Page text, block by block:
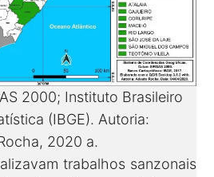
2000; Instituto Brasileiro
(IBGE). Autoria:
2020 a.
trabalhos sanzonais